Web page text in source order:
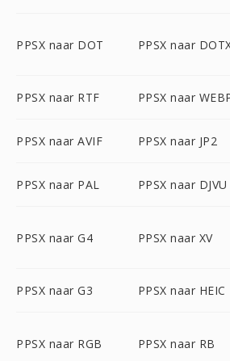
PPSX naar DOT PPSX naar
PPSX naar RTF PPSX naar
PPSX naar AVIF PPSX naar JP2
PPSX naar PAL PPSX naar DJVU
PPSX naar G4 PPSX naar XV
PPSX naar G3 PPSX naar HEIC
PPSX naar RGB PPSX naar RB